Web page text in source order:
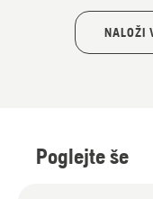
NALOŽI
Poglejte še